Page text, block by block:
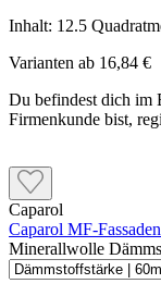
Inhalt: 12.5
Varianten ab 16,84 €
Du befindest dich im
Firmenkunde bist,
Caparol
Caparol MF-
Minerallwolle